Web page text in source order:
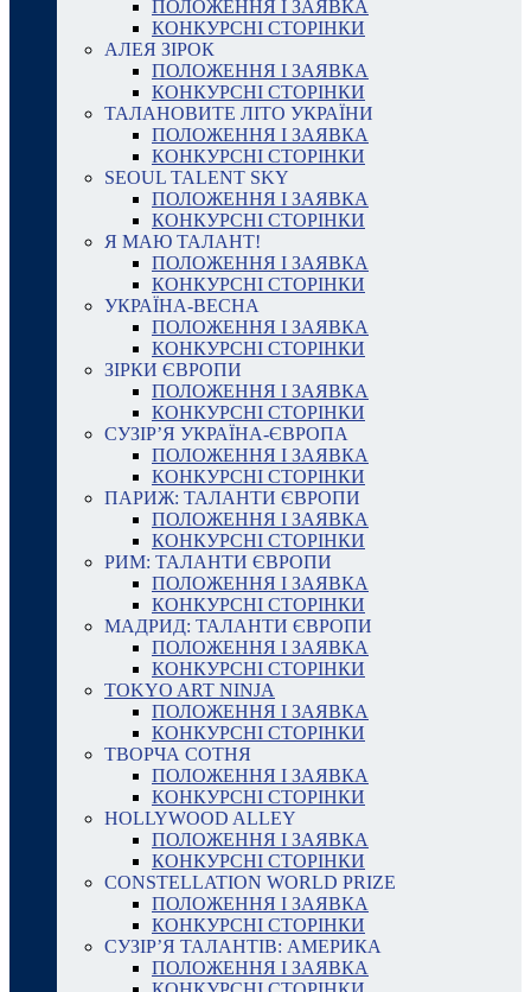
ПОЛОЖЕННЯ І ЗАЯВКА
КОНКУРСНІ СТОРІНКИ
АЛЕЯ ЗІРОК
ПОЛОЖЕННЯ І ЗАЯВКА
КОНКУРСНІ СТОРІНКИ
ТАЛАНОВИТЕ ЛІТО УКРАЇНИ
ПОЛОЖЕННЯ І ЗАЯВКА
КОНКУРСНІ СТОРІНКИ
SEOUL TALENT SKY
ПОЛОЖЕННЯ І ЗАЯВКА
КОНКУРСНІ СТОРІНКИ
Я МАЮ ТАЛАНТ!
ПОЛОЖЕННЯ І ЗАЯВКА
КОНКУРСНІ СТОРІНКИ
УКРАЇНА-ВЕСНА
ПОЛОЖЕННЯ І ЗАЯВКА
КОНКУРСНІ СТОРІНКИ
ЗІРКИ ЄВРОПИ
ПОЛОЖЕННЯ І ЗАЯВКА
КОНКУРСНІ СТОРІНКИ
СУЗІР’Я УКРАЇНА-ЄВРОПА
ПОЛОЖЕННЯ І ЗАЯВКА
КОНКУРСНІ СТОРІНКИ
ПАРИЖ: ТАЛАНТИ ЄВРОПИ
ПОЛОЖЕННЯ І ЗАЯВКА
КОНКУРСНІ СТОРІНКИ
РИМ: ТАЛАНТИ ЄВРОПИ
ПОЛОЖЕННЯ І ЗАЯВКА
КОНКУРСНІ СТОРІНКИ
МАДРИД: ТАЛАНТИ ЄВРОПИ
ПОЛОЖЕННЯ І ЗАЯВКА
КОНКУРСНІ СТОРІНКИ
TOKYO ART NINJA
ПОЛОЖЕННЯ І ЗАЯВКА
КОНКУРСНІ СТОРІНКИ
ТВОРЧА СОТНЯ
ПОЛОЖЕННЯ І ЗАЯВКА
КОНКУРСНІ СТОРІНКИ
HOLLYWOOD ALLEY
ПОЛОЖЕННЯ І ЗАЯВКА
КОНКУРСНІ СТОРІНКИ
CONSTELLATION WORLD PRIZE
ПОЛОЖЕННЯ І ЗАЯВКА
КОНКУРСНІ СТОРІНКИ
СУЗІР’Я ТАЛАНТІВ: АМЕРИКА
ПОЛОЖЕННЯ І ЗАЯВКА